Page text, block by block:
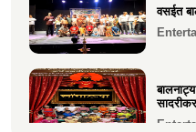
मुंबई
वसईत